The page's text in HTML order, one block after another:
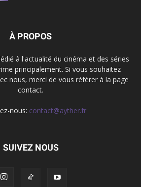
À PROPOS
à l'actualité du cinéma et des séries
principalement. Si vous souhaitez
nous, merci de vous référer à la page
contact.
nous: contact@ayther.fr
SUIVEZ NOUS